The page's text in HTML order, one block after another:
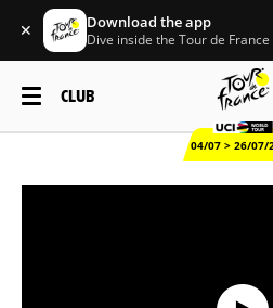
✕ Download the app
Dive inside the Tour de France
CLUB
04/07 > 26/07/